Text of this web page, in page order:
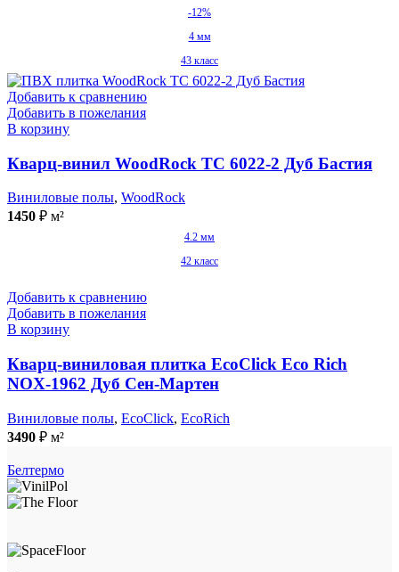
-12%
4 мм
43 класс
Добавить к сравнению
Добавить в пожелания
В корзину
Кварц-винил WoodRock TC 6022-2 Дуб Бастия
Виниловые полы, WoodRock
1450 ₽ м²
4.2 мм
42 класс
Добавить к сравнению
Добавить в пожелания
В корзину
Кварц-виниловая плитка EcoClick Eco Rich
NOX-1962 Дуб Сен-Мартен
Виниловые полы, EcoClick, EcoRich
3490 ₽ м²
Белтермо